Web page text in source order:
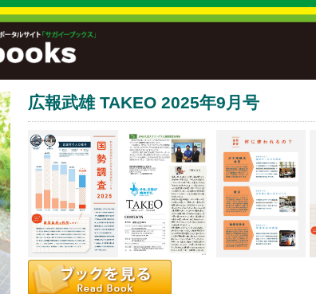
広報武雄 TAKEO 2025年9月号